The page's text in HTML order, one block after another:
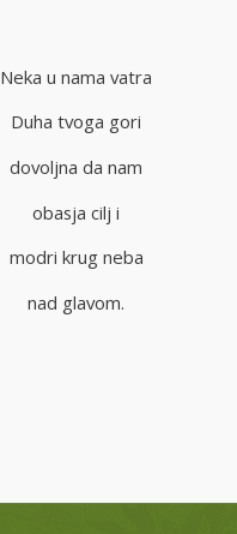
Neka u nama vatra
Duha tvoga gori
dovoljna da nam
obasja cilj i
modri krug neba
nad glavom.